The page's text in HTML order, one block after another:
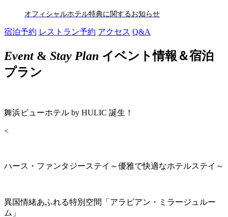
オフィシャルホテル特典に関するお知らせ
宿泊予約 レストラン予約 アクセス Q&A
Event& Stay Plan イベント情報＆宿泊
プラン
舞浜ビューホテル by HULIC 誕生！
<
ハース・ファンタジーステイ～優雅で快適なホテルステイ～
異国情緒あふれる特別空間「アラビアン・ミラージュルー
ム」